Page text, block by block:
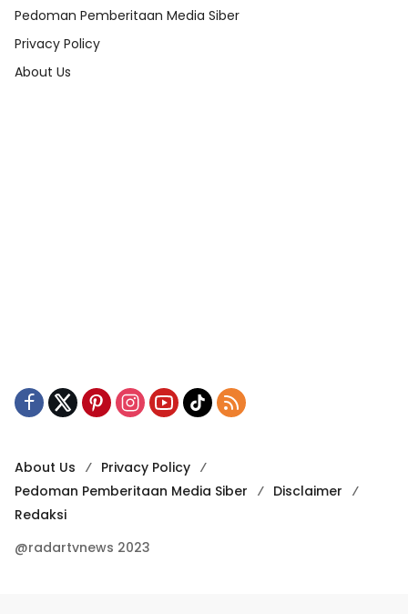
Pedoman Pemberitaan Media Siber
Privacy Policy
About Us
About Us
Privacy Policy
Pedoman Pemberitaan Media Siber
Disclaimer
Redaksi
@radartvnews 2023